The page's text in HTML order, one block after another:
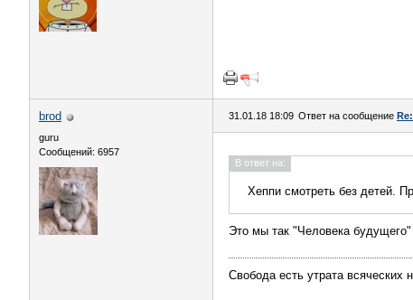
brod
guru
Сообщений: 6957
31.01.18 18:09 Ответ на сообщение
В ответ на:
Хеппи смотреть без детей.
Это мы так "Человека
Свобода есть утрата всяческих